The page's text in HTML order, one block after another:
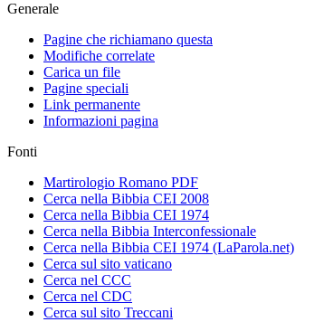
Generale
Pagine che richiamano questa
Modifiche correlate
Carica un file
Pagine speciali
Link permanente
Informazioni pagina
Fonti
Martirologio Romano PDF
Cerca nella Bibbia CEI 2008
Cerca nella Bibbia CEI 1974
Cerca nella Bibbia Interconfessionale
Cerca nella Bibbia CEI 1974 (LaParola.net)
Cerca sul sito vaticano
Cerca nel CCC
Cerca nel CDC
Cerca sul sito Treccani